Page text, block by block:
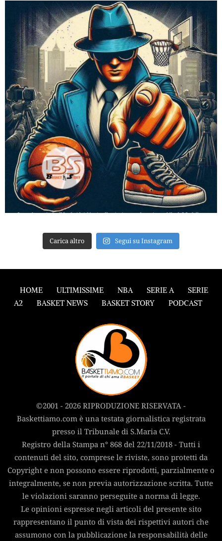
Carica altro Segui su Instagram
HOME ULTIMISSIME NBA SERIE A
SERIE
A2
BASKET NEWS BASKET STORY PODCAST
©2001 - 2026 RIPRODUZIONE RISERVATA -
Baskettiamo.com è una testata giornalistica registrata
presso il Tribunale di S.Maria C.V.
Registro della Stampa n° 868 del 22/11/2018 - Tutti i
contenuti del sito, comprese le riviste, sono protetti da
Copyright e non possono essere riprodotti, parzialmente o
integralmente, se non previa autorizzazione scritta. Tutte
le violazioni saranno perseguite a norma di legge.
Le opinioni espresse negli articoli del presente sito
rappresentano il punto di vista dei rispettivi autori che
assumono con la pubblicazione la responsabilità delle